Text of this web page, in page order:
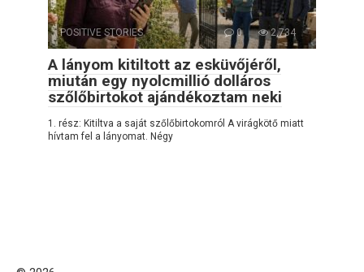
POSITIVE STORIES 0 2,734
A lányom kitiltott az esküvőjéről,
miután egy nyolcmillió dolláros
szőlőbirtokot ajándékoztam neki
1. rész: Kitiltva a saját szőlőbirtokomról A virágkötő miatt
hívtam fel a lányomat. Négy